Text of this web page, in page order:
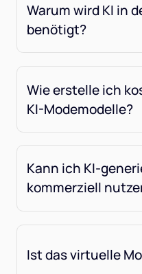
Warum wird KI in
benötigt?
Wie erstelle ich
KI-Modemodelle?
Kann ich KI-
kommerziell
Ist das virtuelle